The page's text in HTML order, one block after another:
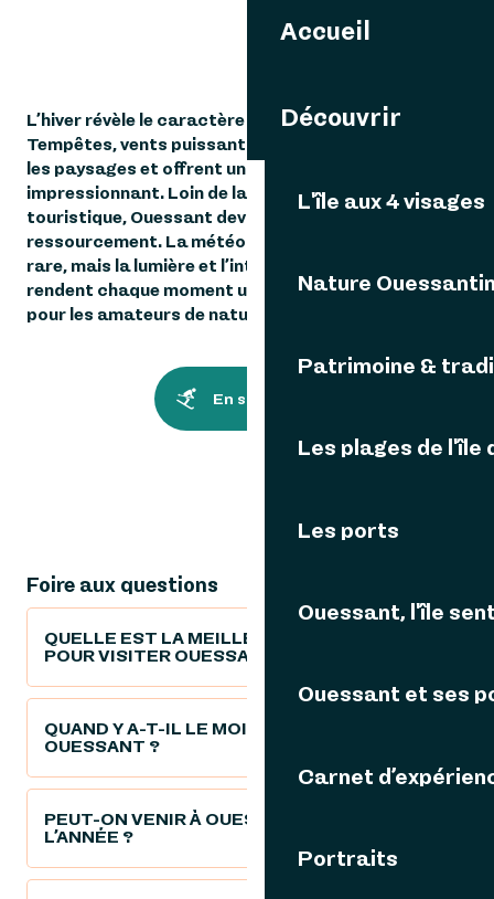
Accueil
Découvrir
L'île aux 4 visages
Nature
Patrimoine &
Les plages de l'île
Les ports
Ouessant, l'île
Ouessant et ses
Carnet
Portraits
L'Hiver
L’hiver révèle le caractère le plus brut de l’île.
Tempêtes, vents puissants et mer agitée façonnent
les paysages et offrent un spectacle
impressionnant. Loin de la fréquentation
touristique, Ouessant devient un lieu de calme et de
ressourcement. La météo est changeante, la neige
rare, mais la lumière et l’intensité des éléments
rendent chaque moment unique. Une saison idéale
pour les amateurs de nature et de solitude.
En savoir plus
Foire aux questions
QUELLE EST LA MEILLEURE SAISON
POUR VISITER OUESSANT ?
QUAND Y A-T-IL LE MOINS DE MONDE À
OUESSANT ?
PEUT-ON VENIR À OUESSANT TOUTE
L’ANNÉE ?